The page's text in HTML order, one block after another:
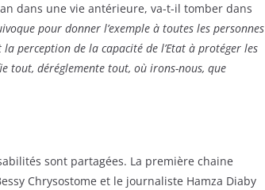
dans une vie antérieure, va-t-il tomber dans
pour donner l’exemple à toutes les personnes
perception de la capacité de l’Etat à protéger les
tout, déréglemente tout, où irons-nous, que
sont partagées. La première chaine
Chrysostome et le journaliste Hamza Diaby